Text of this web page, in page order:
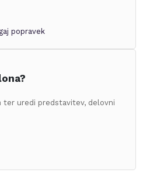
popravek
ter uredi predstavitev, delovni